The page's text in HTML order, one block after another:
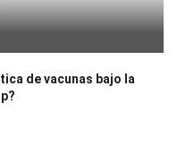
de vacunas bajo la